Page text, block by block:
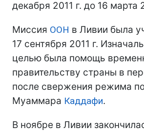
декабря 2011 г. до 16 марта
Миссия ООН в Ливии была
17 сентября 2011 г.
целью была помощь
правительству страны в
после свержения режима
Муаммара Каддафи.
В ноябре в Ливии